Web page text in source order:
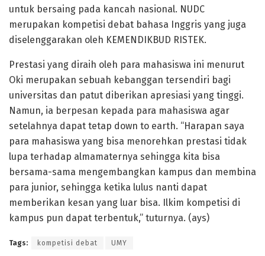
untuk bersaing pada kancah nasional. NUDC
merupakan kompetisi debat bahasa Inggris yang juga
diselenggarakan oleh KEMENDIKBUD RISTEK.
Prestasi yang diraih oleh para mahasiswa ini menurut
Oki merupakan sebuah kebanggan tersendiri bagi
universitas dan patut diberikan apresiasi yang tinggi.
Namun, ia berpesan kepada para mahasiswa agar
setelahnya dapat tetap down to earth. “Harapan saya
para mahasiswa yang bisa menorehkan prestasi tidak
lupa terhadap almamaternya sehingga kita bisa
bersama-sama mengembangkan kampus dan membina
para junior, sehingga ketika lulus nanti dapat
memberikan kesan yang luar bisa. Ilkim kompetisi di
kampus pun dapat terbentuk,” tuturnya. (ays)
Tags: kompetisi debat UMY